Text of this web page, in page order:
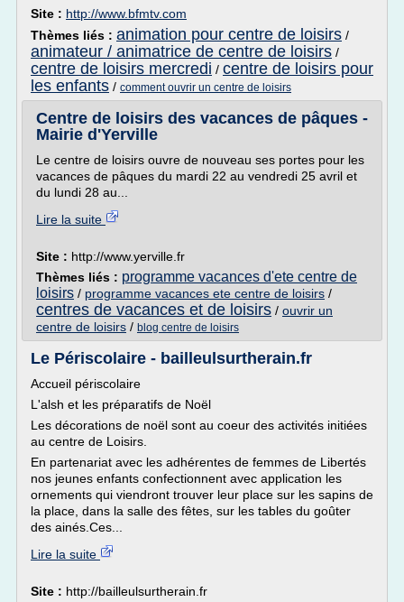
Site : http://www.bfmtv.com
Thèmes liés : animation pour centre de loisirs /
animateur / animatrice de centre de loisirs /
centre de loisirs mercredi / centre de loisirs pour
les enfants / comment ouvrir un centre de loisirs
Centre de loisirs des vacances de pâques -
Mairie d'Yerville
Le centre de loisirs ouvre de nouveau ses portes pour les
vacances de pâques du mardi 22 au vendredi 25 avril et
du lundi 28 au...
Lire la suite
Site : http://www.yerville.fr
Thèmes liés : programme vacances d'ete centre de
loisirs / programme vacances ete centre de loisirs /
centres de vacances et de loisirs / ouvrir un
centre de loisirs / blog centre de loisirs
Le Périscolaire - bailleulsurtherain.fr
Accueil périscolaire
L'alsh et les préparatifs de Noël
Les décorations de noël sont au coeur des activités initiées
au centre de Loisirs.
En partenariat avec les adhérentes de femmes de Libertés
nos jeunes enfants confectionnent avec application les
ornements qui viendront trouver leur place sur les sapins de
la place, dans la salle des fêtes, sur les tables du goûter
des ainés.Ces...
Lire la suite
Site : http://bailleulsurtherain.fr